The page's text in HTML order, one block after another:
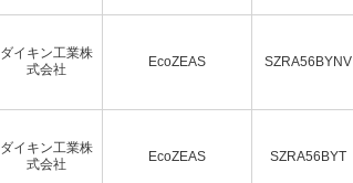
ダイキン工業株
式会社
EcoZEAS SZRA56BYNV
ダイキン工業株
式会社
EcoZEAS SZRA56BYT